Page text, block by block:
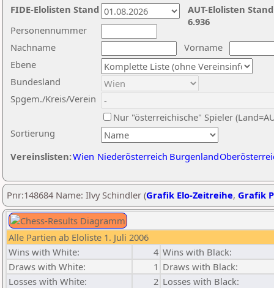
Nachname
Vorname
Ebene
Sortierung
Personennummer
Bundesland
Spgem./Kreis/Verein
Nur "österreichische" Spieler
Vereinslisten:Wien Niederösterreich Burgenland
AUT-Elolisten
6.936
FIDE-Elolisten Stand
Pnr:148684 Name: Ilvy Schindler (Grafik Elo-Zeitreihe, Grafik
Alle Partien ab Eloliste 1. Juli 2006
Wins with White:
4 Wins with Black:
Draws with White:
1 Draws with Black:
Losses with White:
2 Losses with Black: